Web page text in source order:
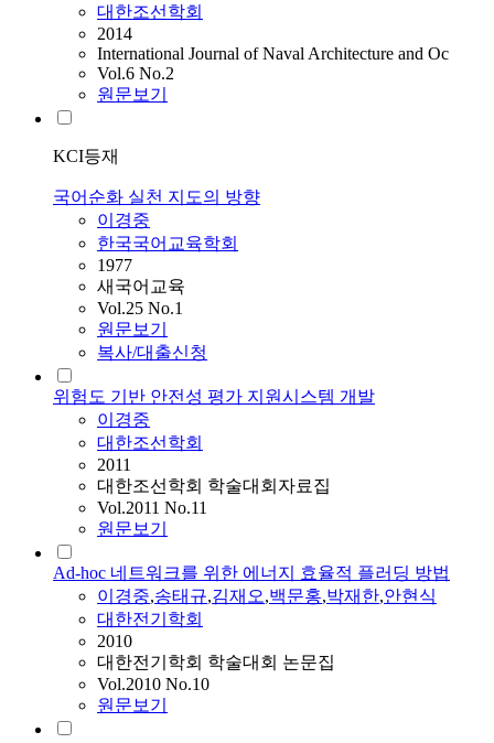
대한조선학회
2014
International Journal of Naval Architecture and Oc
Vol.6 No.2
원문보기
KCI등재
국어순화 실천 지도의 방향
이경중
한국국어교육학회
1977
새국어교육
Vol.25 No.1
원문보기
복사/대출신청
위험도 기반 안전성 평가 지원시스템 개발
이경중
대한조선학회
2011
대한조선학회 학술대회자료집
Vol.2011 No.11
원문보기
Ad-hoc 네트워크를 위한 에너지 효율적 플러딩 방법
이경중,송태규,김재오,백문홍,박재한,안현식
대한전기학회
2010
대한전기학회 학술대회 논문집
Vol.2010 No.10
원문보기